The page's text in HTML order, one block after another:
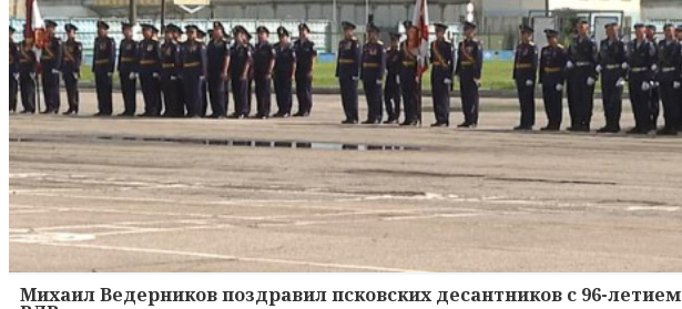
Михаил Ведерников поздравил псковских десантников с 96-летием